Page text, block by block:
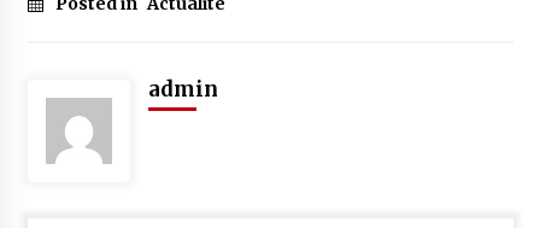
admin